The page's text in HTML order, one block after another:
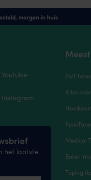
morgen in huis
Youtube
Instagram
het laatste
Zelf
Alles
Medical
Enkel
Taping